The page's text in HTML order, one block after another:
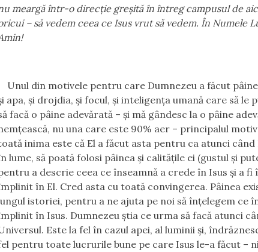
meargă într-o direcție greșită în întreg campusul de
– să vedem ceea ce Isus vrut să vedem. În Numele
Unul din motivele pentru care Dumnezeu a făcut
apa, și drojdia, și focul, și inteligența umană care să le
facă o pâine adevărată – și mă gândesc la o pâine
nu una care este 90% aer – principalul
inima este că El a făcut asta pentru ca atunci când
lume, să poată folosi pâinea și calitățile ei (gustul și
a descrie ceea ce înseamnă a crede în Isus și a fi
în El. Cred asta cu toată convingerea. Pâinea
istoriei, pentru a ne ajuta pe noi să înțelegem ce
în Isus. Dumnezeu știa ce urma să facă atunci
Este la fel în cazul apei, al luminii și,
pentru toate lucrurile bune pe care Isus le-a făcut –